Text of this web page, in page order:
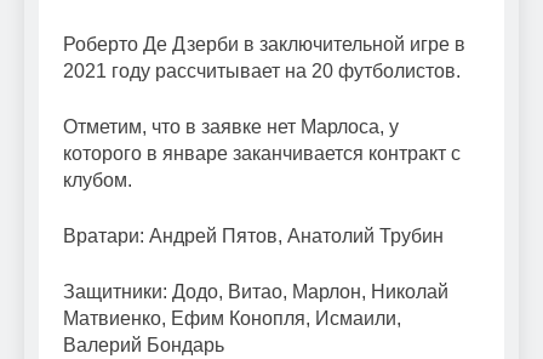
Роберто Де Дзерби в заключительной игре в
2021 году рассчитывает на 20 футболистов.
Отметим, что в заявке нет Марлоса, у
которого в январе заканчивается контракт с
клубом.
Вратари: Андрей Пятов, Анатолий Трубин
Защитники: Додо, Витао, Марлон, Николай
Матвиенко, Ефим Конопля, Исмаили,
Валерий Бондарь